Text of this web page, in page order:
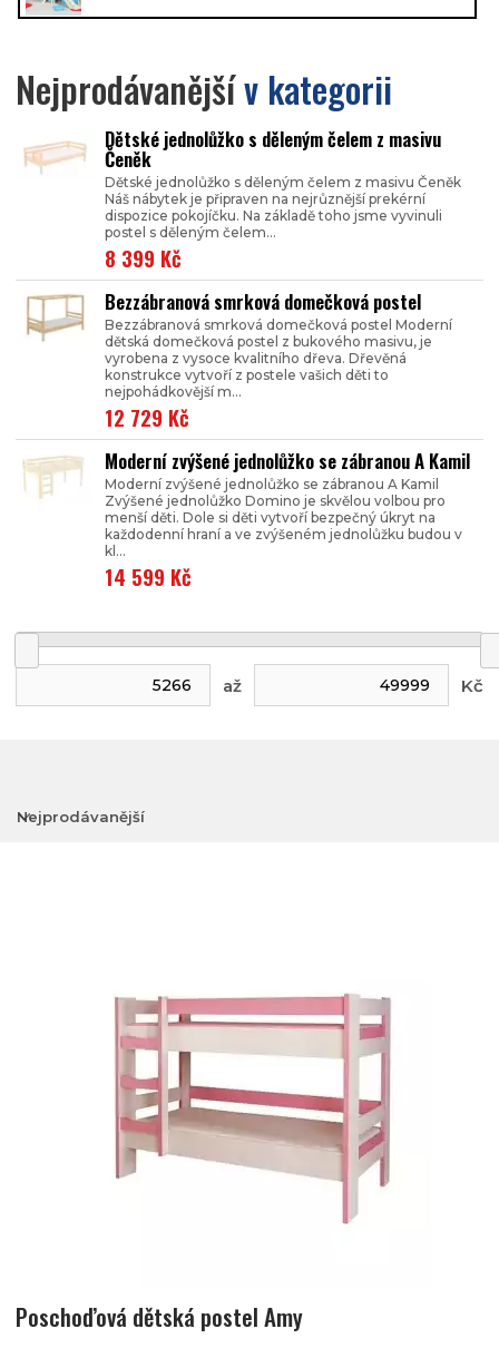
Nejprodávanějšív kategorii
Dětské jednolůžko s děleným čelem z masivu
Čeněk
Dětské jednolůžko s děleným čelem z masivu Čeněk
Náš nábytek je připraven na nejrůznější prekérní
dispozice pokojíčku. Na základě toho jsme vyvinuli
postel s děleným čelem...
8 399 Kč
Bezzábranová smrková domečková postel
Bezzábranová smrková domečková postel Moderní
dětská domečková postel z bukového masivu, je
vyrobena z vysoce kvalitního dřeva. Dřevěná
konstrukce vytvoří z postele vašich děti to
nejpohádkovější m...
12 729 Kč
Moderní zvýšené jednolůžko se zábranou A Kamil
Moderní zvýšené jednolůžko se zábranou A Kamil
Zvýšené jednolůžko Domino je skvělou volbou pro
menší děti. Dole si děti vytvoří bezpečný úkryt na
každodenní hraní a ve zvýšeném jednolůžku budou v
kl...
14 599 Kč
až Kč
Nejprodávanější
Poschoďová dětská postel Amy